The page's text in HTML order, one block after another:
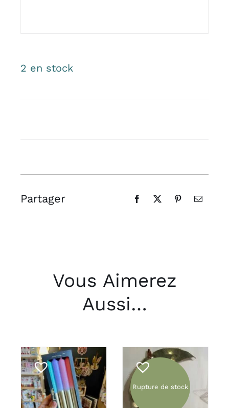
2 en stock
Partager
Vous Aimerez
Aussi…
AJOUTER AU
PANIER
/
DÉTAILS
Rupture de stock
DÉTAILS